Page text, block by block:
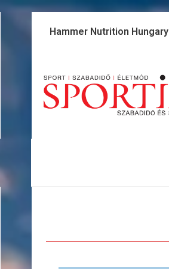
Skip
Hammer Nutrition Hungary